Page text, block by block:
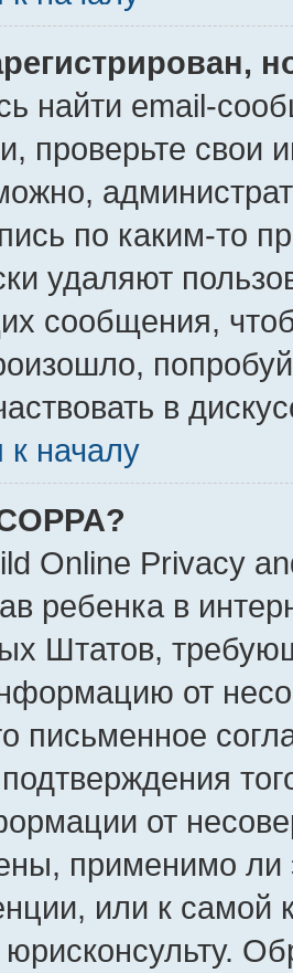
найти email-
проверьте свои
по каким-то
удаляют
сообщения,
в
к началу
Online Privacy
ребенка в
Штатов,
от
письменное
от
применимо ли
или к самой